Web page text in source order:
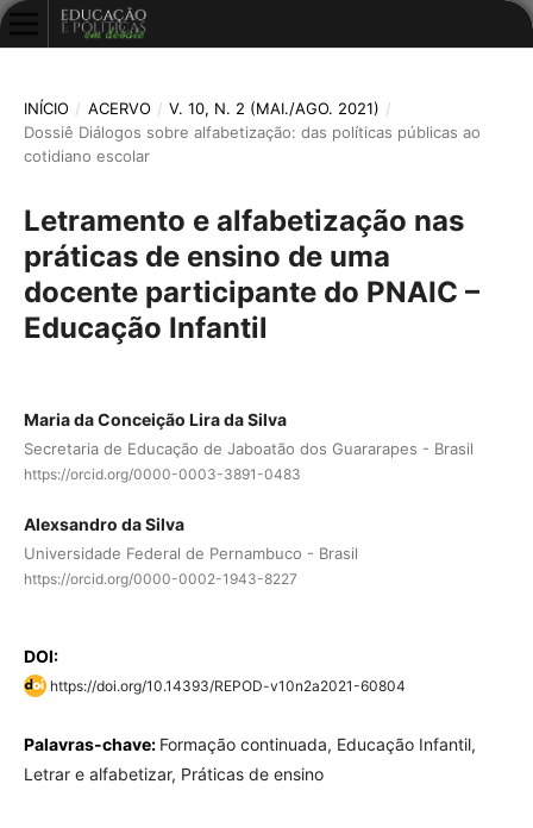
INÍCIO / ACERVO / V. 10, N. 2 (MAI./AGO. 2021) /
Dossiê Diálogos sobre alfabetização: das políticas públicas ao
cotidiano escolar
Letramento e alfabetização nas
práticas de ensino de uma
docente participante do PNAIC –
Educação Infantil
Maria da Conceição Lira da Silva
Secretaria de Educação de Jaboatão dos Guararapes - Brasil
https://orcid.org/0000-0003-3891-0483
Alexsandro da Silva
Universidade Federal de Pernambuco - Brasil
https://orcid.org/0000-0002-1943-8227
DOI:
https://doi.org/10.14393/REPOD-v10n2a2021-60804
Palavras-chave: Formação continuada, Educação Infantil,
Letrar e alfabetizar, Práticas de ensino